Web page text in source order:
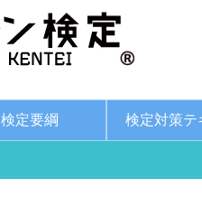
検定要綱 検定対策テ